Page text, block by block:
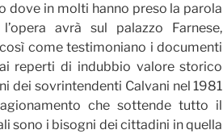
dove in molti hanno preso la parola
avrà sul palazzo Farnese,
come testimoniano i documenti
reperti di indubbio valore storico
dei sovrintendenti Calvani nel 1981
che sottende tutto il
sono i bisogni dei cittadini in quella